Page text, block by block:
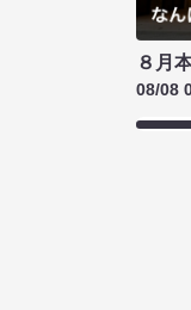
８月
08/08